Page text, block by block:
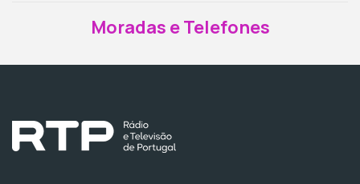
Moradas e Telefones